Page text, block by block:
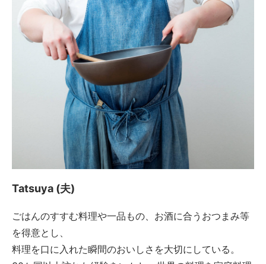
Tatsuya (夫)
ごはんのすすむ料理や一品もの、お酒に合うおつまみ等
を得意とし、
料理を口に入れた瞬間のおいしさを大切にしている。